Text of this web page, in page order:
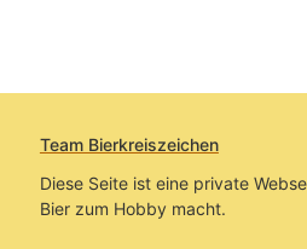
Team Bierkreiszeichen
Diese Seite ist eine private
Bier zum Hobby macht.